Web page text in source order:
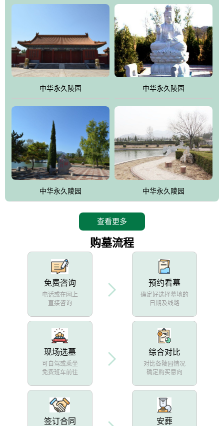
中华永久陵园 中华永久陵园
中华永久陵园 中华永久陵园
查看更多
购墓流程
免费咨询
电话或在网上
直接咨询
预约看墓
确定好选择墓地的
日期及线路
现场选墓
可自驾或乘坐
免费班车前往
综合对比
对比各陵园情况
确定购买意向
签订合同 安葬